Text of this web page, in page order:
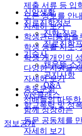
신앙생활
진로진학정보
진학·진로
진로진학
기숙사
채움뜰 소
공지사항
Q&A
wee클래스
학교폭력 및 성
정보공개
제출 서류 등 입
모든 정보를 안
자세히 보기
학생관리통합솔
학생 생활 지도,
학생 개개인의
다양한 지원을
자세히 보기
총동문회
선배들의 따뜻
함께 성장하는
동문 공동체를
자세히 보기